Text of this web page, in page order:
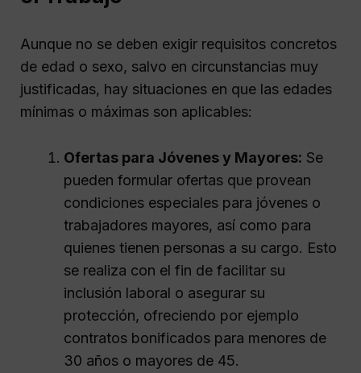
Aunque no se deben exigir requisitos concretos
de edad o sexo, salvo en circunstancias muy
justificadas, hay situaciones en que las edades
mínimas o máximas son aplicables:
Ofertas para Jóvenes y Mayores: Se
pueden formular ofertas que provean
condiciones especiales para jóvenes o
trabajadores mayores, así como para
quienes tienen personas a su cargo. Esto
se realiza con el fin de facilitar su
inclusión laboral o asegurar su
protección, ofreciendo por ejemplo
contratos bonificados para menores de
30 años o mayores de 45.